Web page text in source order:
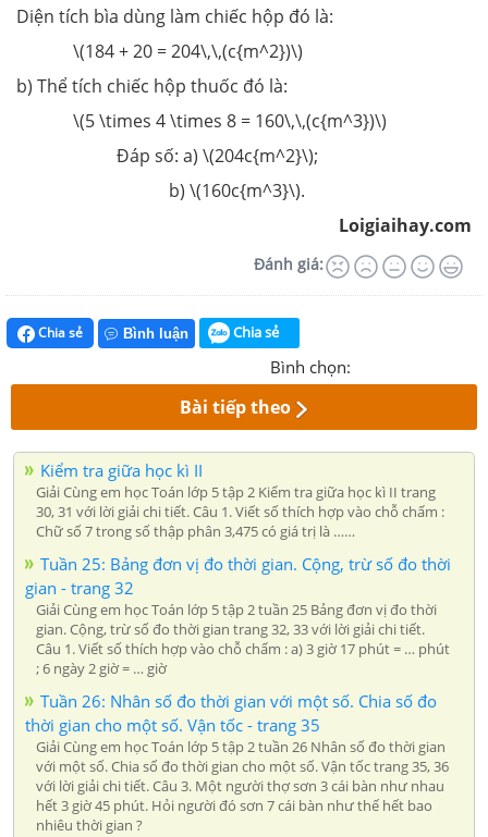
Diện tích bìa dùng làm chiếc hộp đó là:
\(184 + 20 = 204\,\,(c{m^2})\)
b) Thể tích chiếc hộp thuốc đó là:
\(5 \times 4 \times 8 = 160\,\,(c{m^3})\)
Đáp số: a) \(204c{m^2}\);
b) \(160c{m^3}\).
Loigiaihay.com
Đánh giá:
Chia sẻ Bình luận Chia sẻ
Bình chọn:
Bài tiếp theo
Kiểm tra giữa học kì II
Giải Cùng em học Toán lớp 5 tập 2 Kiểm tra giữa học kì II trang
30, 31 với lời giải chi tiết. Câu 1. Viết số thích hợp vào chỗ chấm :
Chữ số 7 trong số thập phân 3,475 có giá trị là ……
Tuần 25: Bảng đơn vị đo thời gian. Cộng, trừ số đo thời
gian - trang 32
Giải Cùng em học Toán lớp 5 tập 2 tuần 25 Bảng đơn vị đo thời
gian. Cộng, trừ số đo thời gian trang 32, 33 với lời giải chi tiết.
Câu 1. Viết số thích hợp vào chỗ chấm : a) 3 giờ 17 phút = … phút
; 6 ngày 2 giờ = … giờ
Tuần 26: Nhân số đo thời gian với một số. Chia số đo
thời gian cho một số. Vận tốc - trang 35
Giải Cùng em học Toán lớp 5 tập 2 tuần 26 Nhân số đo thời gian
với một số. Chia số đo thời gian cho một số. Vận tốc trang 35, 36
với lời giải chi tiết. Câu 3. Một người thợ sơn 3 cái bàn như nhau
hết 3 giờ 45 phút. Hỏi người đó sơn 7 cái bàn như thế hết bao
nhiêu thời gian ?